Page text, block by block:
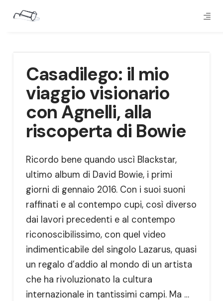
Casadilego: il mio
viaggio visionario
con Agnelli, alla
riscoperta di Bowie
Ricordo bene quando uscì Blackstar,
ultimo album di David Bowie, i primi
giorni di gennaio 2016. Con i suoi suoni
raffinati e al contempo cupi, così diverso
dai lavori precedenti e al contempo
riconoscibilissimo, con quel video
indimenticabile del singolo Lazarus, quasi
un regalo d’addio al mondo di un artista
che ha rivoluzionato la cultura
internazionale in tantissimi campi. Ma …